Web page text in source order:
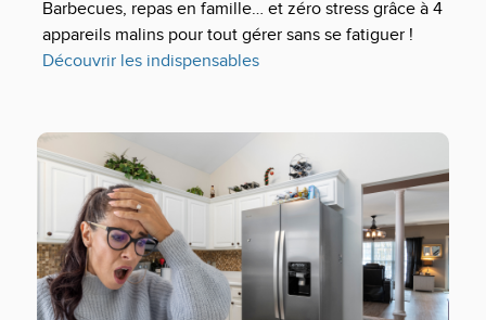
Barbecues, repas en famille… et zéro stress grâce à 4
appareils malins pour tout gérer sans se fatiguer !
Découvrir les indispensables